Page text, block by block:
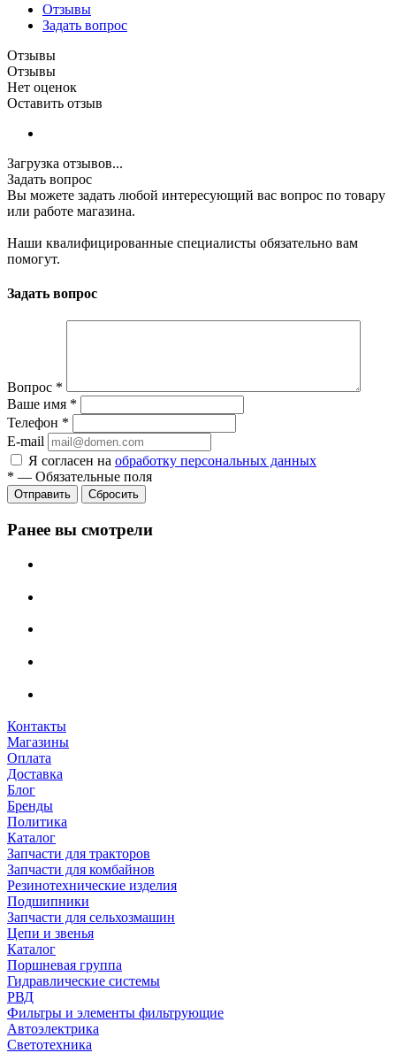
Отзывы
Задать вопрос
Отзывы
Отзывы
Нет оценок
Оставить отзыв
Загрузка отзывов...
Задать вопрос
Вы можете задать любой интересующий вас вопрос по товару
или работе магазина.
Наши квалифицированные специалисты обязательно вам
помогут.
Задать вопрос
Вопрос *
Ваше имя *
Телефон *
E-mail
Я согласен на обработку персональных данных
* — Обязательные поля
Сбросить
Ранее вы смотрели
Контакты
Магазины
Оплата
Доставка
Блог
Бренды
Политика
Каталог
Запчасти для тракторов
Запчасти для комбайнов
Резинотехнические изделия
Подшипники
Запчасти для сельхозмашин
Цепи и звенья
Каталог
Поршневая группа
Гидравлические системы
РВД
Фильтры и элементы фильтрующие
Автоэлектрика
Светотехника